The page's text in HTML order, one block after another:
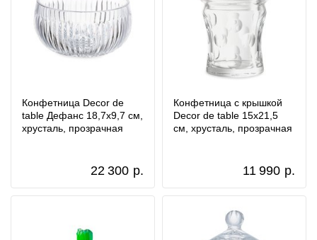
Конфетница Decor de
table Дефанс 18,7х9,7 см,
хрусталь, прозрачная
22 300 р.
Конфетница с крышкой
Decor de table 15х21,5
см, хрусталь, прозрачная
11 990 р.